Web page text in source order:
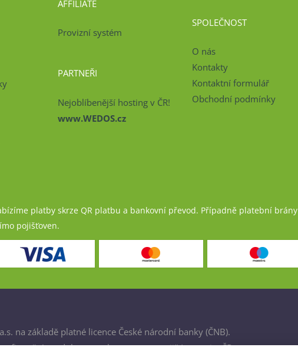
AFFILIATE
Provizní systém
PARTNEŘI
Nejoblíbenější hosting v ČR!
www.WEDOS.cz
SPOLEČNOST
O nás
Kontakty
Kontaktní formulář
Obchodní podmínky
platby skrze QR platbu a bankovní převod. Případně platební brány
pojišťoven.
na základě platné licence České národní banky (ČNB).
finanční produkty a spolupracovat s pojišťovnami v ČR.